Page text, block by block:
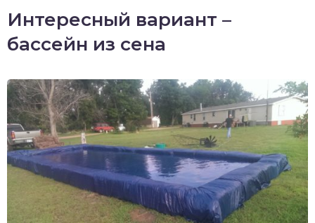
Интересный вариант –
бассейн из сена